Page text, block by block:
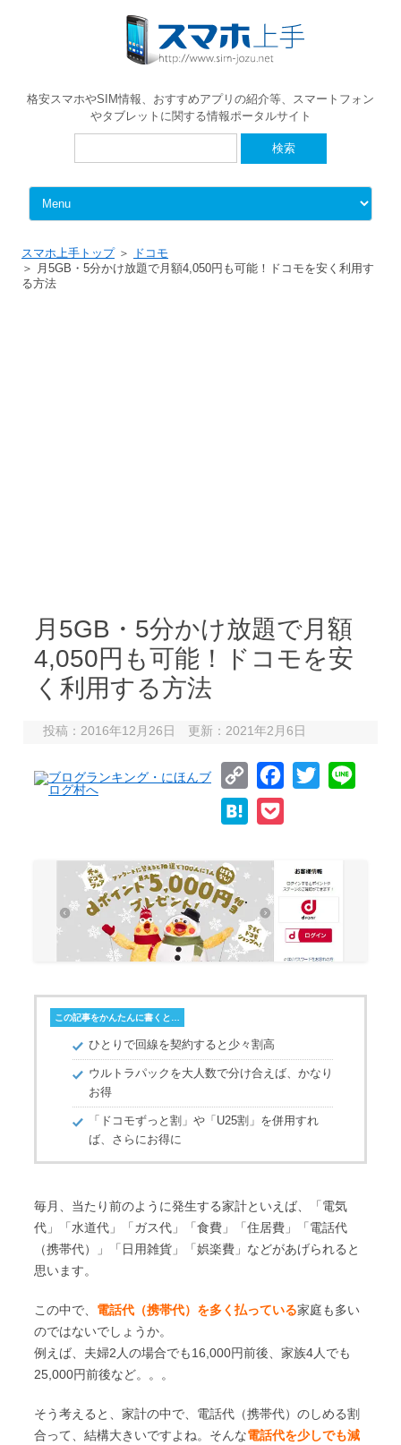
格安スマホやSIM情報、おすすめアプリの紹介等、スマートフォン
やタブレットに関する情報ポータルサイト
Skip to content
スマホ上手トップ
ドコモ
月5GB・5分かけ放題で月額4,050円も可能！ドコモを安く利用す
る方法
月5GB・5分かけ放題で月額
4,050円も可能！ドコモを安
く利用する方法
投稿：2016年12月26日 更新：2021年2月6日
L
n
k
b
o
k
t
r
t
n
a
k
t
この記事をかんたんに書くと…
ひとりで回線を契約すると少々割高
ウルトラパックを大人数で分け合えば、かなり
お得
「ドコモずっと割」や「U25割」を併用すれ
ば、さらにお得に
毎月、当たり前のように発生する家計といえば、「電気
代」「水道代」「ガス代」「食費」「住居費」「電話代
（携帯代）」「日用雑貨」「娯楽費」などがあげられると
思います。
この中で、 電話代（携帯代）を多く払っている家庭も多い
のではないでしょうか。
例えば、夫婦2人の場合でも16,000円前後、家族4人でも
25,000円前後など。。。
そう考えると、家計の中で、電話代（携帯代）のしめる割
合って、結構大きいですよね。そんな電話代を少しでも減